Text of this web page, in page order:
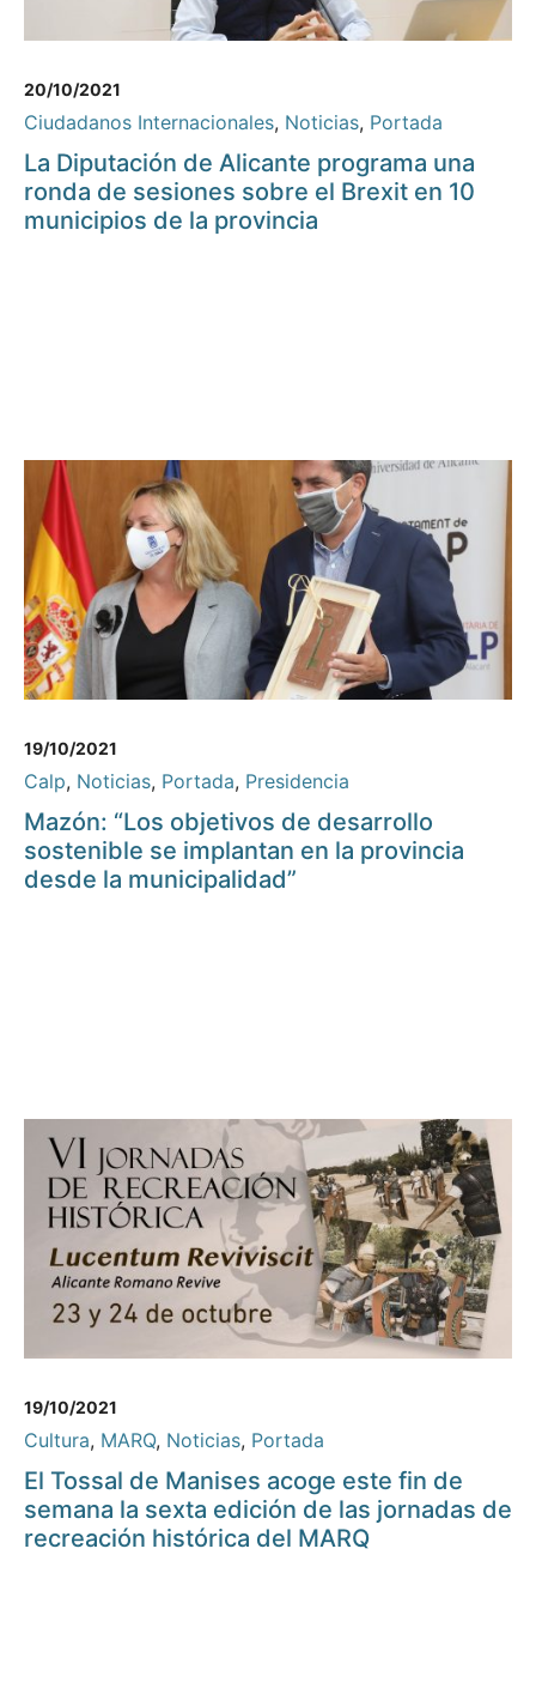
20/10/2021
Ciudadanos Internacionales, Noticias, Portada
La Diputación de Alicante programa una
ronda de sesiones sobre el Brexit en 10
municipios de la provincia
19/10/2021
Calp, Noticias, Portada, Presidencia
Mazón: “Los objetivos de desarrollo
sostenible se implantan en la provincia
desde la municipalidad”
19/10/2021
Cultura, MARQ, Noticias, Portada
El Tossal de Manises acoge este fin de
semana la sexta edición de las jornadas de
recreación histórica del MARQ